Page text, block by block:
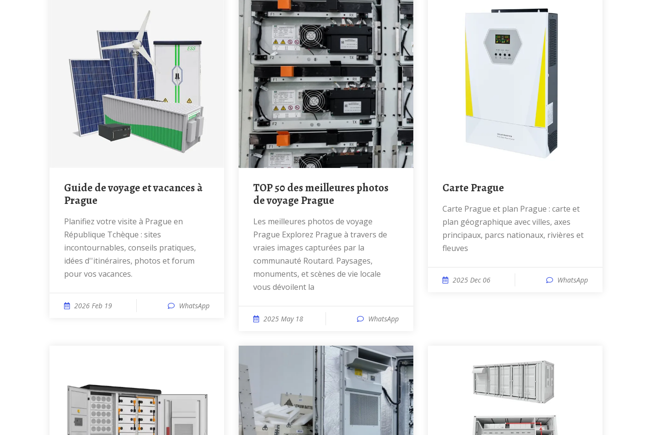
Guide de voyage et vacances à
Prague
Planifiez votre visite à Prague en
République Tchèque : sites
incontournables, conseils pratiques,
idées d''itinéraires, photos et forum
pour vos vacances.
2026 Feb 19 WhatsApp
TOP 50 des meilleures photos
de voyage Prague
Les meilleures photos de voyage
Prague Explorez Prague à travers de
vraies images capturées par la
communauté Routard. Paysages,
monuments, et scènes de vie locale
vous dévoilent la
2025 May 18 WhatsApp
Carte Prague
Carte Prague et plan Prague : carte et
plan géographique avec villes, axes
principaux, parcs nationaux, rivières et
fleuves
2025 Dec 06 WhatsApp